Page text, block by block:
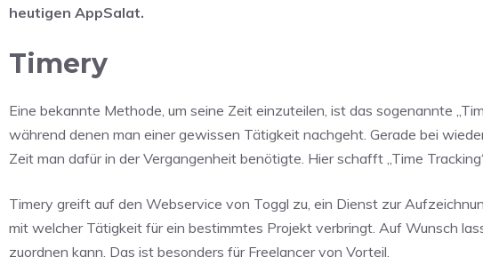
heutigen AppSalat.
Timery
Eine bekannte Methode, um seine Zeit einzuteilen, ist das sogenannte
während denen man einer gewissen Tätigkeit nachgeht. Gerade bei
Zeit man dafür in der Vergangenheit benötigte. Hier schafft „Time
Timery greift auf den Webservice von Toggl zu, ein Dienst zur
mit welcher Tätigkeit für ein bestimmtes Projekt verbringt. Auf Wunsch
zuordnen kann. Das ist besonders für Freelancer von Vorteil.